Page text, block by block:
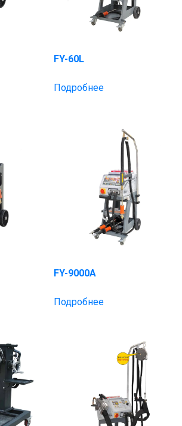
FY-60L
Подробнее
FY-9000A
Подробнее